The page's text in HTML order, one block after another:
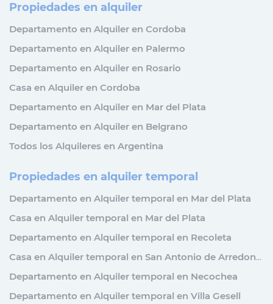
Propiedades en alquiler
Departamento en Alquiler en Cordoba
Departamento en Alquiler en Palermo
Departamento en Alquiler en Rosario
Casa en Alquiler en Cordoba
Departamento en Alquiler en Mar del Plata
Departamento en Alquiler en Belgrano
Todos los Alquileres en Argentina
Propiedades en alquiler temporal
Departamento en Alquiler temporal en Mar del Plata
Casa en Alquiler temporal en Mar del Plata
Departamento en Alquiler temporal en Recoleta
Casa en Alquiler temporal en San Antonio de Arredondo
Departamento en Alquiler temporal en Necochea
Departamento en Alquiler temporal en Villa Gesell